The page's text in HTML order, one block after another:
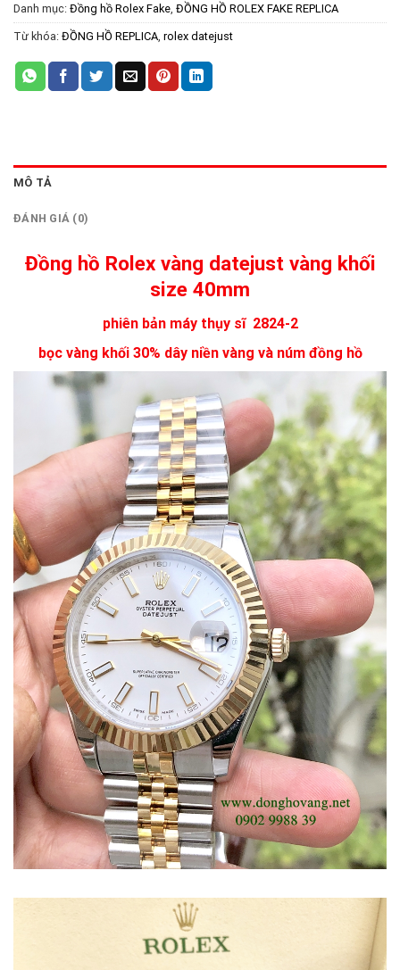
Danh mục: Đồng hồ Rolex Fake ĐỒNG HỒ ROLEX FAKE REPLICA
Từ khóa: ĐỒNG HỒ REPLICA rolex datejust
MÔ TẢ
ĐÁNH GIÁ (0)
Đồng hồ Rolex vàng datejust vàng khối
size 40mm
phiên bản máy thụy sĩ 2824-2
bọc vàng khối 30% dây niền vàng và núm đồng hồ